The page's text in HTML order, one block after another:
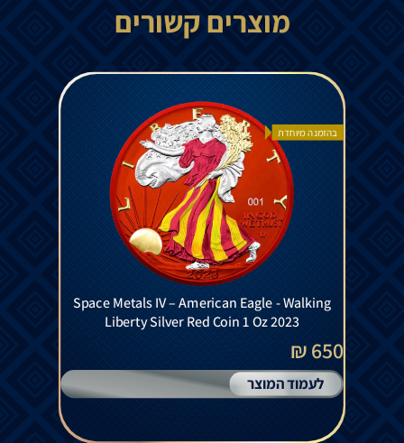
מוצרים קשורים
בהזמנה מיוחדת
Space Metals IV – American Eagle - Walking
Liberty Silver Red Coin 1 Oz 2023
650 ₪
לעמוד המוצר